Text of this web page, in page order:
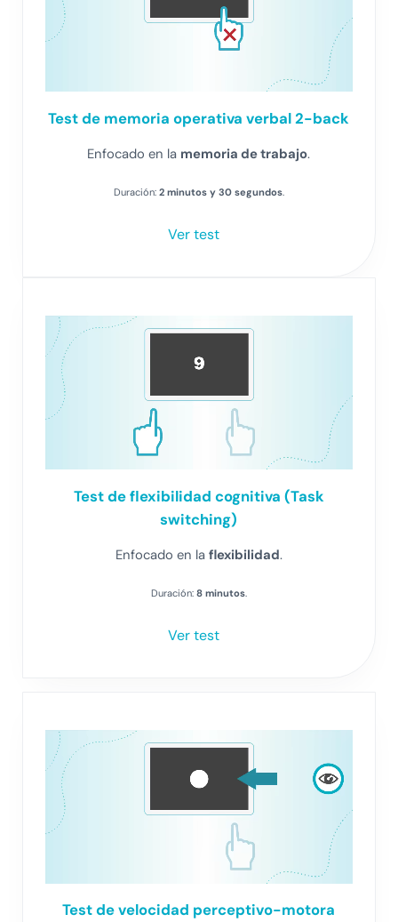
Testde memoria operativa verbal 2-back
Enfocado en la memoria de trabajo.
Duración: 2 minutos y 30 segundos.
Ver test
Testde flexibilidad cognitiva (Task
switching)
Enfocado en la flexibilidad.
Duración: 8 minutos.
Ver test
Testde velocidad perceptivo-motora